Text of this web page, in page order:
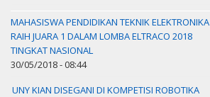
MAHASISWA PENDIDIKAN TEKNIK ELEKTRONIKA
RAIH JUARA 1 DALAM LOMBA ELTRACO 2018
TINGKAT NASIONAL
30/05/2018 - 08:44
UNY KIAN DISEGANI DI KOMPETISI ROBOTIKA